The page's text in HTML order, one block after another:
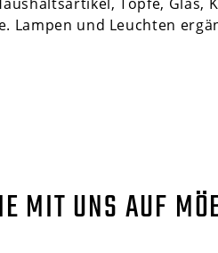
Lampen und Leuchten
MIT UNS AUF